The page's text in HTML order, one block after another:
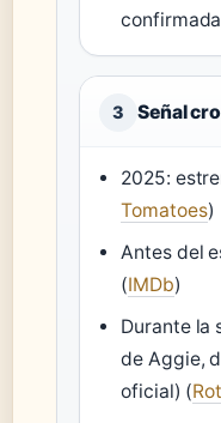
3 Señal
2025:
Tomatoes)
Antes del
(IMDb)
Durante la
de Aggie,
oficial) (